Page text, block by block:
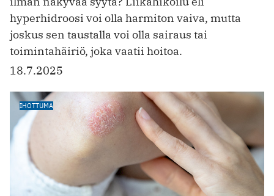
hyperhidroosi voi olla harmiton vaiva, mutta
joskus sen taustalla voi olla sairaus tai
toimintahäiriö, joka vaatii hoitoa.
18.7.2025
IHOTTUMA